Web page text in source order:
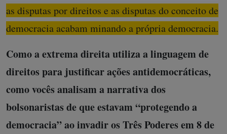
as disputas por direitos e as disputas do conceito de
democracia acabam minando a própria democracia.
Como a extrema direita utiliza a linguagem de
direitos para justificar ações antidemocráticas,
como vocês analisam a narrativa dos
bolsonaristas de que estavam “protegendo a
democracia” ao invadir os Três Poderes em 8 de